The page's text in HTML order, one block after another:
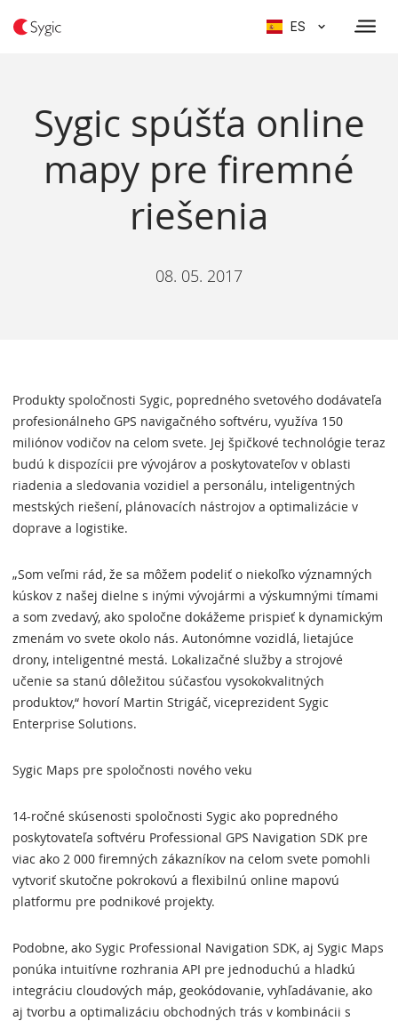
ES
Sygic spúšťa online
mapy pre firemné
riešenia
08. 05. 2017
Produkty spoločnosti Sygic, popredného svetového dodávateľa
profesionálneho GPS navigačného softvéru, využíva 150
miliónov vodičov na celom svete. Jej špičkové technológie teraz
budú k dispozícii pre vývojárov a poskytovateľov v oblasti
riadenia a sledovania vozidiel a personálu, inteligentných
mestských riešení, plánovacích nástrojov a optimalizácie v
doprave a logistike.
„Som veľmi rád, že sa môžem podeliť o niekoľko významných
kúskov z našej dielne s inými vývojármi a výskumnými tímami
a som zvedavý, ako spoločne dokážeme prispieť k dynamickým
zmenám vo svete okolo nás. Autonómne vozidlá, lietajúce
drony, inteligentné mestá. Lokalizačné služby a strojové
učenie sa stanú dôležitou súčasťou vysokokvalitných
produktov,“ hovorí Martin Strigáč, viceprezident Sygic
Enterprise Solutions.
Sygic Maps pre spoločnosti nového veku
14-ročné skúsenosti spoločnosti Sygic ako popredného
poskytovateľa softvéru Professional GPS Navigation SDK pre
viac ako 2 000 firemných zákazníkov na celom svete pomohli
vytvoriť skutočne pokrokovú a flexibilnú online mapovú
platformu pre podnikové projekty.
Podobne, ako Sygic Professional Navigation SDK, aj Sygic Maps
ponúka intuitívne rozhrania API pre jednoduchú a hladkú
integráciu cloudových máp, geokódovanie, vyhľadávanie, ako
aj tvorbu a optimalizáciu obchodných trás v kombinácii s